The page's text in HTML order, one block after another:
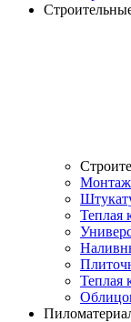
Теплая
Теплая